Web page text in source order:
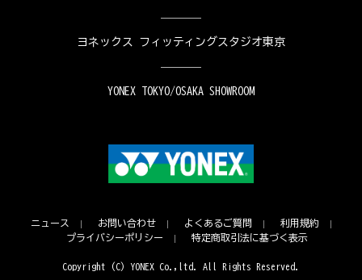
ヨネックス フィッティングスタジオ東京
YONEX TOKYO/OSAKA SHOWROOM
ニュース お問い合わせ よくあるご質問
利用規約
プライバシーポリシー
特定商取引法に基づく表示
Copyright (C) YONEX Co.,ltd. All Rights Reserved.